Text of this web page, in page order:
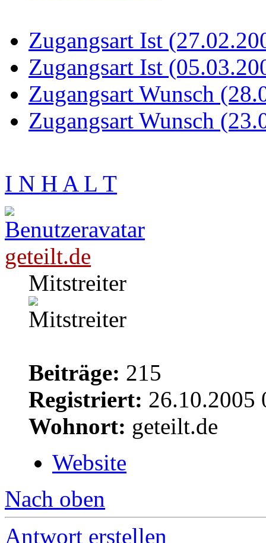
Zugangsart Ist
Zugangsart Ist
Zugangsart Wunsch
Zugangsart Wunsch
I N H A L T
geteilt.de
Mitstreiter
Beiträge: 215
Registriert: 26.10.2005
Wohnort: geteilt.de
Website
Nach oben
Antwort erstellen